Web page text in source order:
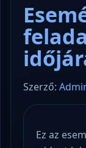
Szerző:
Ez az